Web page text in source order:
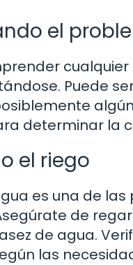
el
Puede
determinar la
el riego
es una de
de
de agua.
las